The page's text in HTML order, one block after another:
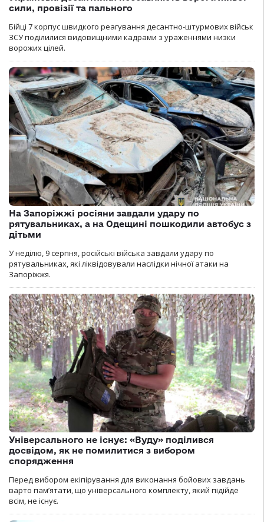
сили, провізії та пального
Бійці 7 корпус швидкого реагування десантно-штурмових військ
ЗСУ поділилися видовищними кадрами з ураженнями низки
ворожих цілей.
На Запоріжжі росіяни завдали удару по
рятувальниках, а на Одещині пошкодили автобус з
дітьми
У неділю, 9 серпня, російські війська завдали удару по
рятувальниках, які ліквідовували наслідки нічної атаки на
Запоріжжя.
Універсального не існує: «Вуду» поділився
досвідом, як не помилитися з вибором
спорядження
Перед вибором екіпірування для виконання бойових завдань
варто пам’ятати, що універсального комплекту, який підійде
всім, не існує.